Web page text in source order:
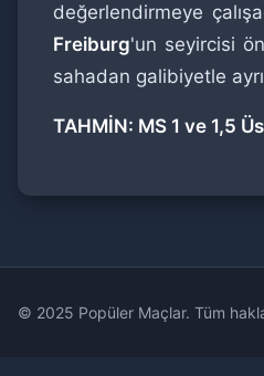
değerlendirmeye
Freiburg'un seyircisi
sahadan galibiyetle
TAHMİN: MS 1 ve 1,5
© 2025 Popüler Maçlar. Tüm